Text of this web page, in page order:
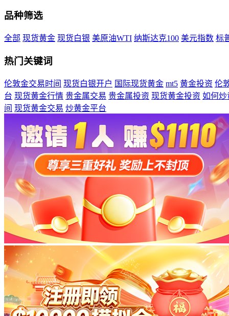
品种筛选
全部 现货黄金 现货白银 美原油WTI 纳斯达克100 美元指数 标
热门关键词
伦敦金交易时间 现货白银开户 国际现货黄金 mt5 黄金投资 伦
台 现货黄金行情 贵金属交易 贵金属投资 现货黄金投资 如何炒
间 现货黄金交易 炒黄金平台